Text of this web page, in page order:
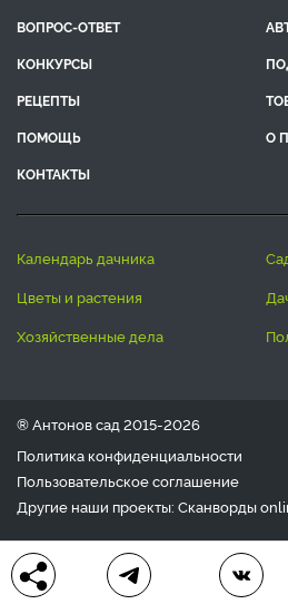
ВОПРОС-ОТВЕТ
КОНКУРСЫ
РЕЦЕПТЫ
ПОМОЩЬ
О
КОНТАКТЫ
календарь дачника
цветы и растения
хозяйственные дела
® Антонов сад 2015-2026
Политика конфиденциальности
Пользовательское соглашение
Другие наши проекты: Сканворды
Любое использование материала
письменного согласия редакции